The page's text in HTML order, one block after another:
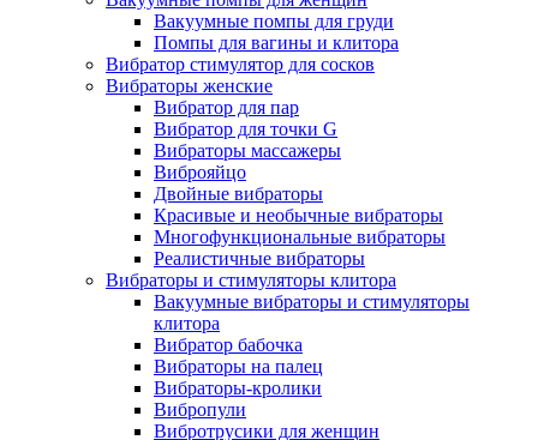
Вакуумные помпы для груди
Помпы для вагины и клитора
Вибратор стимулятор для сосков
Вибраторы женские
Вибратор для пар
Вибратор для точки G
Вибраторы массажеры
Виброяйцо
Двойные вибраторы
Красивые и необычные вибраторы
Многофункциональные вибраторы
Реалистичные вибраторы
Вибраторы и стимуляторы клитора
Вакуумные вибраторы и стимуляторы
клитора
Вибратор бабочка
Вибраторы на палец
Вибраторы-кролики
Вибропули
Вибротрусики для женщин